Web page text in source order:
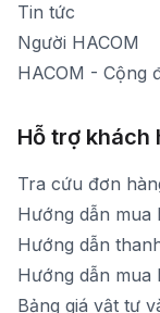
Tin tức
Người HACOM
HACOM - Cộng
Hỗ trợ khách
Tra cứu đơn
Hướng dẫn mua
Hướng dẫn
Hướng dẫn mua
Bảng giá vật tư